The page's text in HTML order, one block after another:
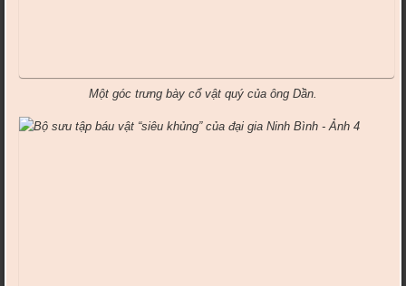
Một góc trưng bày cổ vật quý của ông Dần.